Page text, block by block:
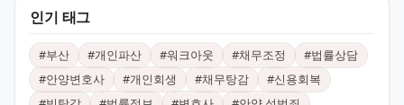
인기 태그
#부산 #개인파산 #워크아웃 #채무조정 #법률상담
#안양변호사 #개인회생 #채무탕감 #신용회복